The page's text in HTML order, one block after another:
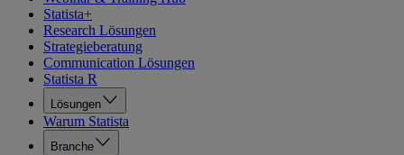
Statista+
Research Lösungen
Strategieberatung
Communication Lösungen
Statista R
Lösungen
Warum Statista
Branche